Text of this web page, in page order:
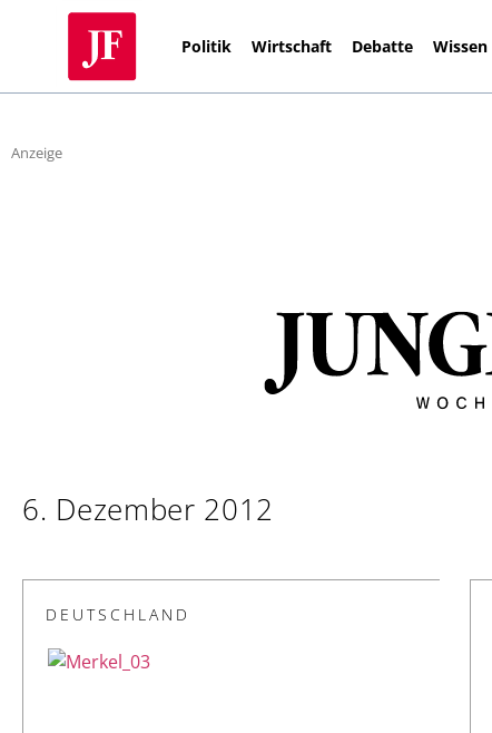
Politik Wirtschaft Debatte Wissen
Anzeige
6. Dezember 2012
DEUTSCHLAND